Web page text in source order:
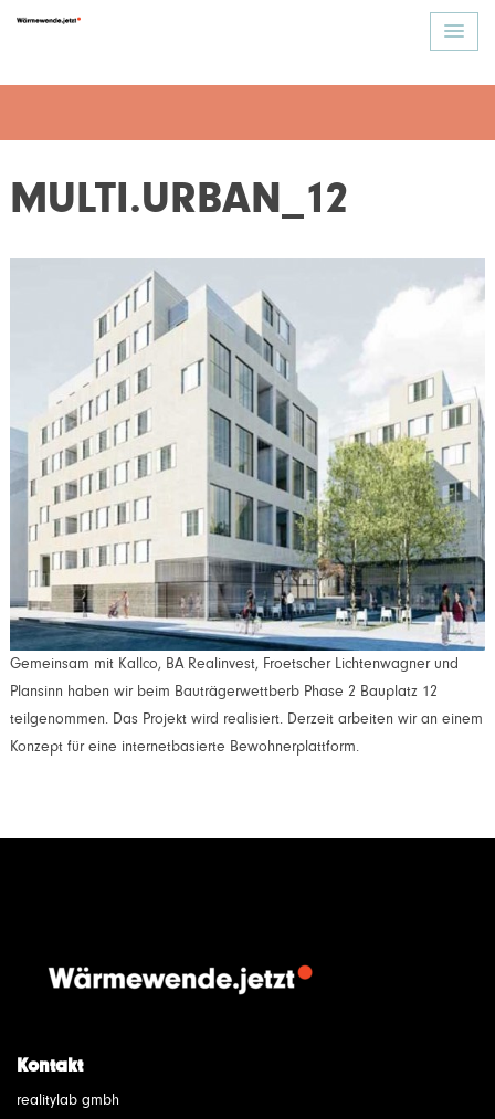
MULTI.URBAN_12
Gemeinsam mit Kallco, BA Realinvest, Froetscher Lichtenwagner und
Plansinn haben wir beim Bauträgerwettberb Phase 2 Bauplatz 12
teilgenommen. Das Projekt wird realisiert. Derzeit arbeiten wir an einem
Konzept für eine internetbasierte Bewohnerplattform.
Kontakt
realitylab gmbh